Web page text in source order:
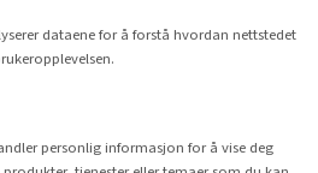
dataene for å forstå hvordan nettstedet
personlig informasjon for å vise deg